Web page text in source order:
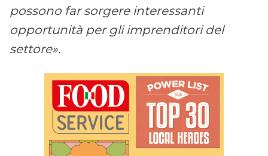
possono far sorgere interessanti
opportunità per gli imprenditori del
settore».